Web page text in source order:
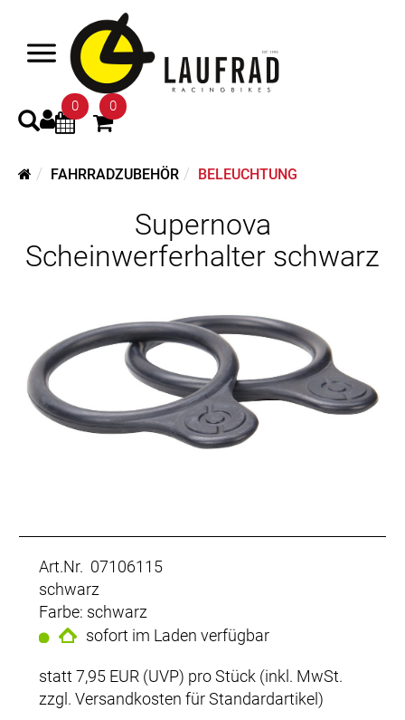
0 0
FAHRRADZUBEHÖR BELEUCHTUNG
Supernova
Scheinwerferhalter schwarz
Art.Nr. 07106115
schwarz
Farbe: schwarz
sofort im Laden verfügbar
statt 7,95 EUR (UVP) pro Stück (inkl. MwSt.
zzgl. Versandkosten für Standardartikel)